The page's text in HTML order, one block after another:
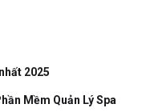
2025
Mềm Quản Lý Spa